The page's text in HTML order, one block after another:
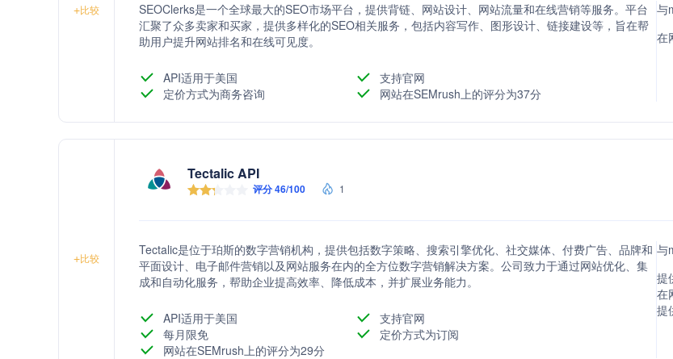
+比较
SEOClerks是一个全球最大的SEO市场平台，提供背链、网站设计、网站流量和在线营销等服务。平台
汇聚了众多卖家和买家，提供多样化的SEO相关服务，包括内容写作、图形设计、链接建设等，旨在帮
助用户提升网站排名和在线可见度。
API适用于美国
支持官网
定价方式为商务咨询
网站在SEMrush上的评分为37分
与
在
+比较
Tectalic API
评分 46/100 1
Tectalic是位于珀斯的数字营销机构，提供包括数字策略、搜索引擎优化、社交媒体、付费广告、品牌和
平面设计、电子邮件营销以及网站服务在内的全方位数字营销解决方案。公司致力于通过网站优化、集
成和自动化服务，帮助企业提高效率、降低成本，并扩展业务能力。
API适用于美国
支持官网
每月限免
定价方式为订阅
网站在SEMrush上的评分为29分
与
提
在
提